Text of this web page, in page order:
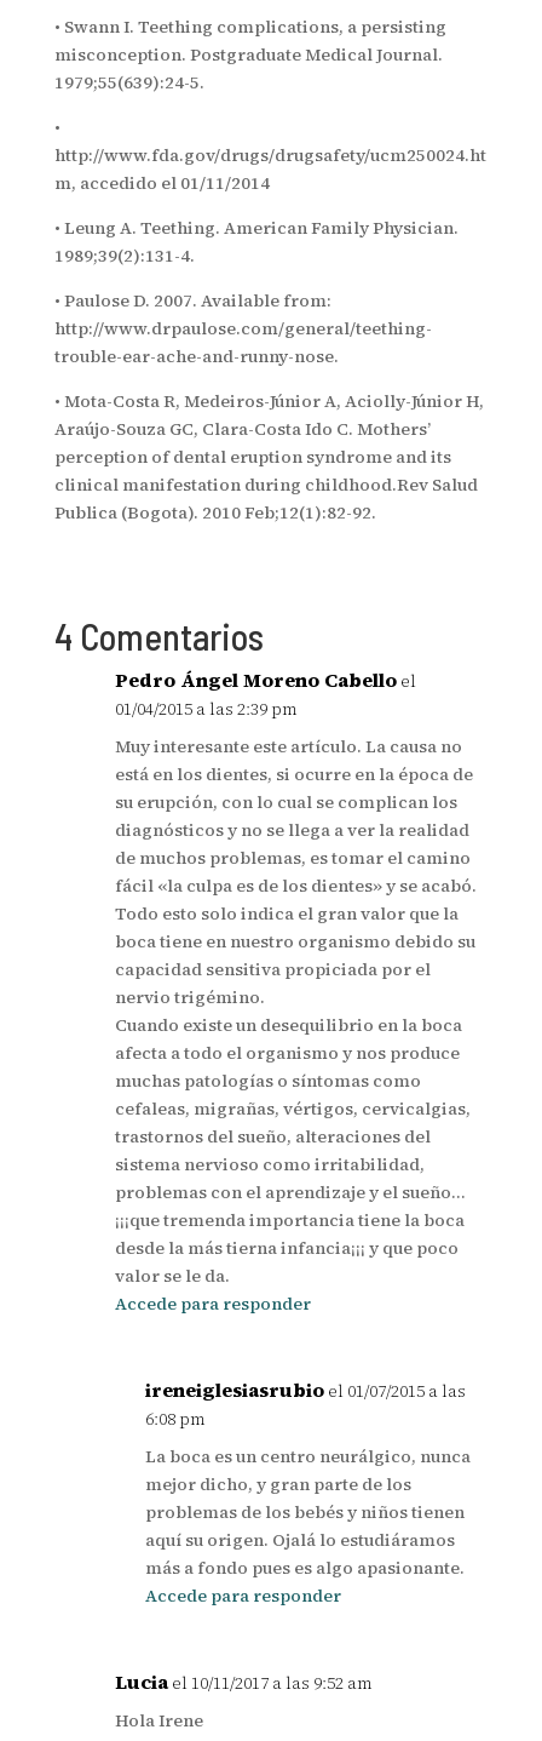
• Swann I. Teething complications, a persisting
misconception. Postgraduate Medical Journal.
1979;55(639):24-5.
•
http://www.fda.gov/drugs/drugsafety/ucm250024.ht
m, accedido el 01/11/2014
• Leung A. Teething. American Family Physician.
1989;39(2):131-4.
• Paulose D. 2007. Available from:
http://www.drpaulose.com/general/teething-
trouble-ear-ache-and-runny-nose.
• Mota-Costa R, Medeiros-Júnior A, Aciolly-Júnior H,
Araújo-Souza GC, Clara-Costa Ido C. Mothers’
perception of dental eruption syndrome and its
clinical manifestation during childhood.Rev Salud
Publica (Bogota). 2010 Feb;12(1):82-92.
4 Comentarios
Pedro Ángel Moreno Cabello el
01/04/2015 a las 2:39 pm
Muy interesante este artículo. La causa no
está en los dientes, si ocurre en la época de
su erupción, con lo cual se complican los
diagnósticos y no se llega a ver la realidad
de muchos problemas, es tomar el camino
fácil «la culpa es de los dientes» y se acabó.
Todo esto solo indica el gran valor que la
boca tiene en nuestro organismo debido su
capacidad sensitiva propiciada por el
nervio trigémino.
Cuando existe un desequilibrio en la boca
afecta a todo el organismo y nos produce
muchas patologías o síntomas como
cefaleas, migrañas, vértigos, cervicalgias,
trastornos del sueño, alteraciones del
sistema nervioso como irritabilidad,
problemas con el aprendizaje y el sueño…
¡¡¡que tremenda importancia tiene la boca
desde la más tierna infancia¡¡¡ y que poco
valor se le da.
Accede para responder
ireneiglesiasrubio el 01/07/2015 a las
6:08 pm
La boca es un centro neurálgico, nunca
mejor dicho, y gran parte de los
problemas de los bebés y niños tienen
aquí su origen. Ojalá lo estudiáramos
más a fondo pues es algo apasionante.
Accede para responder
Lucia el 10/11/2017 a las 9:52 am
Hola Irene